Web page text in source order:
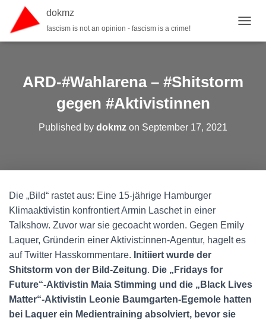
dokmz
fascism is not an opinion - fascism is a crime!
ARD-#Wahlarena – #Shitstorm
gegen #Aktivistinnen
Published by dokmz on September 17, 2021
Die „Bild“ rastet aus: Eine 15-jährige Hamburger
Klimaaktivistin konfrontiert Armin Laschet in einer
Talkshow. Zuvor war sie gecoacht worden. Gegen Emily
Laquer, Gründerin einer Aktivist:innen-Agentur, hagelt es
auf Twitter Hasskommentare. Initiiert wurde der
Shitstorm von der Bild-Zeitung. Die „Fridays for
Future“-Aktivistin Maia Stimming und die „Black Lives
Matter“-Aktivistin Leonie Baumgarten-Egemole hatten
bei Laquer ein Medientraining absolviert, bevor sie